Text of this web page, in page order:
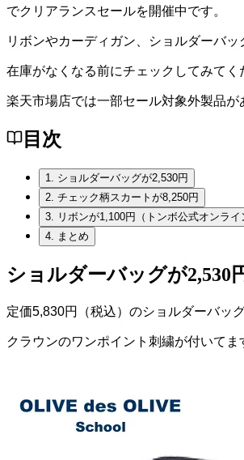
でクリアランスセールを開催中です。
リボンやカーディガン、ショルダーバ
在庫がなくなる前にチェックしてみてく
楽天市場店では一部セール対象外製品が
目次
1. ショルダーバッグが2,530円
2. チェック柄スカートが8,250円
3.
リボンが1,100円（トンボ公式オンライ
4.
まとめ
ショルダーバッグが2,530
定価5,830円（税込）のショルダーバッ
クラウンのワンポイント刺繍が付いてま